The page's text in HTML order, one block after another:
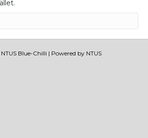
Blue-Chilli | Powered by NTUS